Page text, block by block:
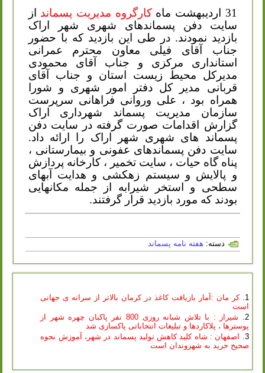
31 اردیبهشت ماه
کارگروه مدیریت پسماند از
سایت دفن پسماندهای شهری شهر اراک
بازدید نمودند. در طی این بازدید که با حضور
جناب آقای فیلی معاون محترم عمرانی
استانداری مرکزی و جناب آقای محمودی
مدیرکل محیط زیست استان و جناب آقای
قربانی مدیر کل دفتر امور شهری و شورا
همراه بود ، علی وروانی فراهانی سرپرست
سازمان مدیریت پسماند شهرداری اراک
گزارش اقدامات صورت گرفته در سایت دفن
پسماند های شهری شهر اراک را ارائه داد.
سایت دفن پسماندهای عفونی و بیمارستانی ،
پناه گاه حیات ، سایت تخمیر ، کارخانه پردازش
و پالایش و سیستم زهکشی و هدایت آبهای
سطحی و استخر شیرابه از جمله مکانهایی
بودند که مورد بازدید قرار گرفتند.
دسته: هفته نامه پسماند
کر مان :‌آمار بازیافت کاغذ در کرمان بالاتر از سرانه ی جهانی
است
شیراز : با تلاش شبانه روزی 800 نفر پاکبان چهره شهر از
پوسترها ، پلاکاردها و تبلیغات انتخاباتی پاکسازی شد
اصفهان : شاه کلید کاهش تولید پسماند در شهر، آموزش نحوه
صحیح خرید به شهروندان است